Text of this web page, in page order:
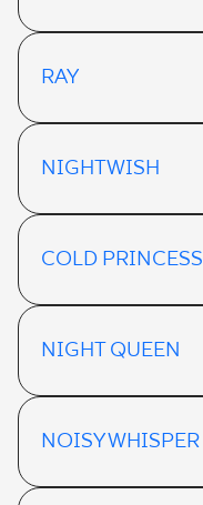
RAY
NIGHTWISH
COLD PRINCESS
NIGHT QUEEN
NOISY WHISPER